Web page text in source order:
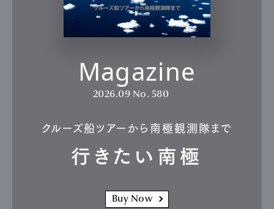
Magazine
2026.09 No. 580
クルーズ船ツアーから南極観測隊まで
行きたい南極
Buy Now